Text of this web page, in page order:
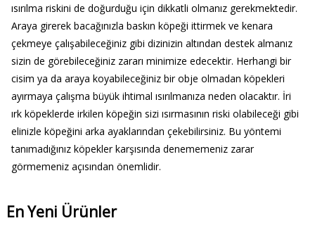
ısırılma riskini de doğurduğu için dikkatli olmanız gerekmektedir.
Araya girerek bacağınızla baskın köpeği ittirmek ve kenara
çekmeye çalışabileceğiniz gibi dizinizin altından destek almanız
sizin de görebileceğiniz zararı minimize edecektir. Herhangi bir
cisim ya da araya koyabileceğiniz bir obje olmadan köpekleri
ayırmaya çalışma büyük ihtimal ısırılmanıza neden olacaktır. İri
ırk köpeklerde irkilen köpeğin sizi ısırmasının riski olabileceği gibi
elinizle köpeğini arka ayaklarından çekebilirsiniz. Bu yöntemi
tanımadığınız köpekler karşısında denememeniz zarar
görmemeniz açısından önemlidir.
En Yeni Ürünler